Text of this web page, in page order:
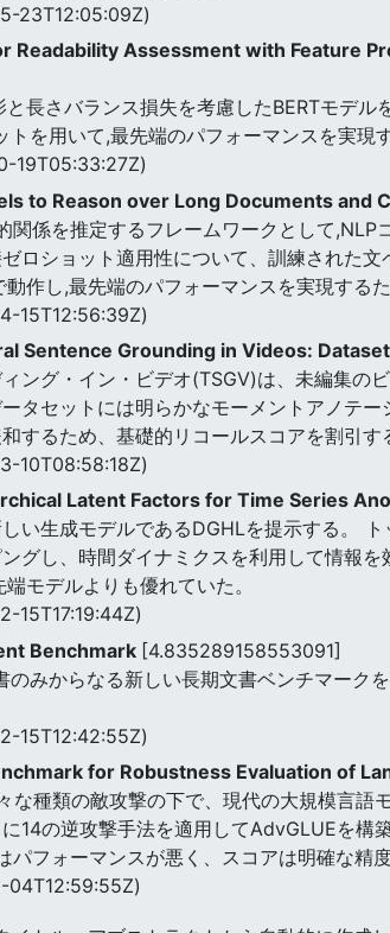
23T12:05:09Z)
Readability Assessment with Feature
長さバランス損失を考慮したBERTモデ
を用いて,最先端のパフォーマンスを実現す
19T05:33:27Z)
to Reason over Long Documents and
関係を推定するフレームワークとして
ロショット適用性について、訓練された
作し,最先端のパフォーマンスを実現する
15T12:56:39Z)
Sentence Grounding in Videos:
ング・イン・ビデオ(TSGV)は、未編集の
タセットには明らかなモーメントアノテ
するため、基礎的リコールスコアを割引す
10T08:58:18Z)
Latent Factors for Time Series
い生成モデルであるDGHLを提示する。
グし、時間ダイナミクスを利用して情報
モデルよりも優れていた。
15T17:19:44Z)
Benchmark [4.835289158553091]
みからなる新しい長期文書ベンチマーク
15T12:42:55Z)
for Robustness Evaluation of
種類の敵攻撃の下で、現代の大規模言語
14の逆攻撃手法を適用してAdvGLUEを構
フォーマンスが悪く、スコアは明確な精
04T12:59:55Z)